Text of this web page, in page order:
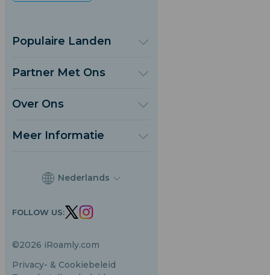
Populaire Landen
Verenigd Koninkrijk
Thailand
Italië
Partner Met Ons
Verwijs & Verdien
Over Ons
Neem Contact Op
Meer Informatie
eSIM Beoordelingen
Auteursteam
eSIM-kennis
©2026 iRoamly.com
Privacy- & Cookiebeleid
Nederlands
FOLLOW US: